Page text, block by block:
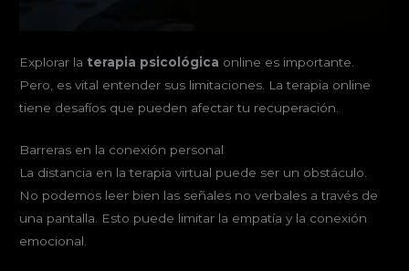
Explorar la terapia psicológica online es importante.
Pero, es vital entender sus limitaciones. La terapia online
tiene desafíos que pueden afectar tu recuperación.
Barreras en la conexión personal
La distancia en la terapia virtual puede ser un obstáculo.
No podemos leer bien las señales no verbales a través de
una pantalla. Esto puede limitar la empatía y la conexión
emocional.